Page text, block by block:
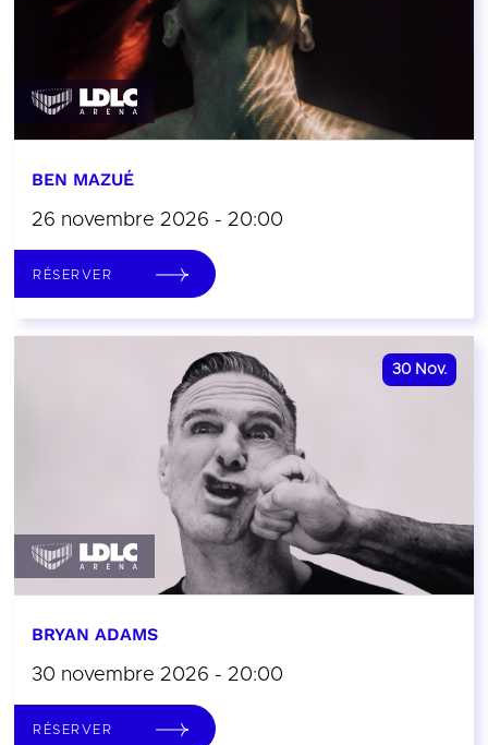
BEN MAZUÉ
26 novembre 2026 - 20:00
RÉSERVER
30 Nov.
BRYAN ADAMS
30 novembre 2026 - 20:00
RÉSERVER